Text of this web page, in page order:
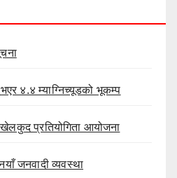
भएर ४.४ म्याग्निच्यूडको भूकम्प
खेलकुद प्रतियोगिता आयोजना
जनवादी व्यवस्था